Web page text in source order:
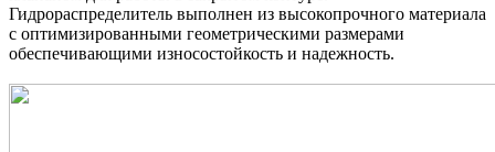
Гидрораспределитель выполнен из высокопрочного материала
с оптимизированными геометрическими размерами
обеспечивающими износостойкость и надежность.